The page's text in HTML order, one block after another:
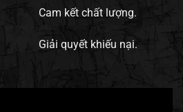
Cam kết chất lượng.
Giải quyết khiếu nại.